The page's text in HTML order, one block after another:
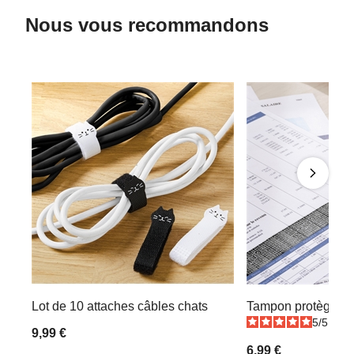
Nous vous recommandons
Lot de 10 attaches câbles chats
9,99 €
Tampon protège-
5/5
6,99 €